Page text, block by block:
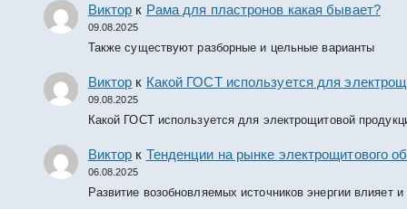
Виктор к Рама для пластронов какая бывает?
09.08.2025
Также существуют разборные и цельные варианты
Виктор к Какой ГОСТ используется для
09.08.2025
Какой ГОСТ используется для электрощитовой
Виктор к Тенденции на рынке электрощитового
06.08.2025
Развитие возобновляемых источников энергии влияет